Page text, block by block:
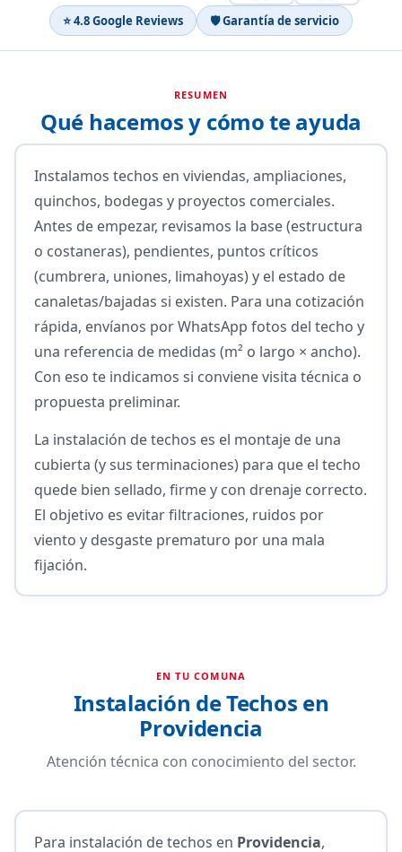
⭐ 4.8 Google Reviews 🛡 Garantía de servicio
RESUMEN
Qué hacemos y cómo te ayuda
Instalamos techos en viviendas, ampliaciones,
quinchos, bodegas y proyectos comerciales.
Antes de empezar, revisamos la base (estructura
o costaneras), pendientes, puntos críticos
(cumbrera, uniones, limahoyas) y el estado de
canaletas/bajadas si existen. Para una cotización
rápida, envíanos por WhatsApp fotos del techo y
una referencia de medidas (m² o largo × ancho).
Con eso te indicamos si conviene visita técnica o
propuesta preliminar.
La instalación de techos es el montaje de una
cubierta (y sus terminaciones) para que el techo
quede bien sellado, firme y con drenaje correcto.
El objetivo es evitar filtraciones, ruidos por
viento y desgaste prematuro por una mala
fijación.
EN TU COMUNA
Instalación de Techos en
Providencia
Atención técnica con conocimiento del sector.
Para instalación de techos en Providencia,